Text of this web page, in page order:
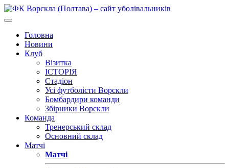
Головна
Новини
Клуб
Візитка
ІСТОРІЯ
Стадіон
Усі футболісти Ворскли
Бомбардири команди
Збірники Ворскли
Команда
Тренерський склад
Основний склад
Матчі
Матчі